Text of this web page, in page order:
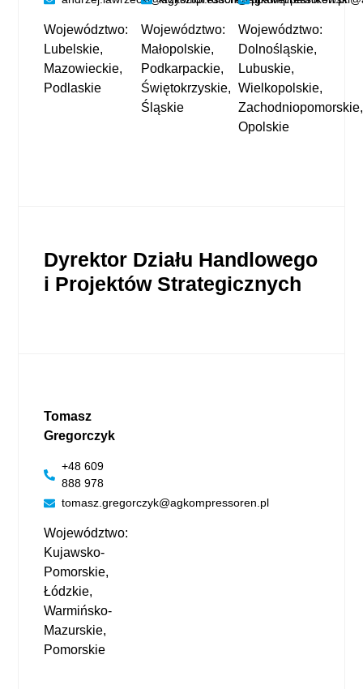
Województwo:
Lubelskie,
Mazowieckie,
Podlaskie
Województwo:
Małopolskie,
Podkarpackie,
Świętokrzyskie,
Śląskie
Województwo:
Dolnośląskie,
Lubuskie,
Wielkopolskie,
Zachodniopomorskie,
Opolskie
Dyrektor Działu Handlowego
i Projektów Strategicznych
Tomasz
Gregorczyk
+48 609
888 978
tomasz.gregorczyk@agkompressoren.pl
Województwo:
Kujawsko-
Pomorskie,
Łódzkie,
Warmińsko-
Mazurskie,
Pomorskie